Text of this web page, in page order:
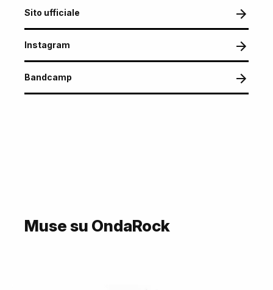
Sito ufficiale
Instagram
Bandcamp
Muse su OndaRock